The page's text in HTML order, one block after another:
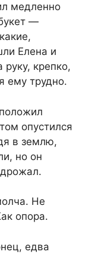
медленно
—
Елена и
крепко,
ему трудно.
опустился
в землю,
но он
Не
опора.
едва